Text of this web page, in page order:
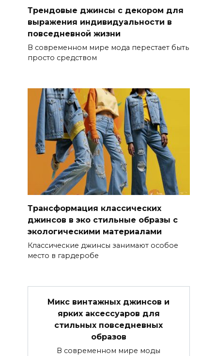
Трендовые джинсы с декором для
выражения индивидуальности в
повседневной жизни
В современном мире мода перестает быть
просто средством
Трансформация классических
джинсов в эко стильные образы с
экологическими материалами
Классические джинсы занимают особое
место в гардеробе
Микс винтажных джинсов и
ярких аксессуаров для
стильных повседневных
образов
В современном мире моды